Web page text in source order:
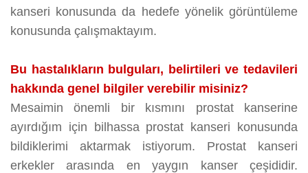
kanseri konusunda da hedefe yönelik görüntüleme
konusunda çalışmaktayım.
Bu hastalıkların bulguları, belirtileri ve tedavileri
hakkında genel bilgiler verebilir misiniz?
Mesaimin önemli bir kısmını prostat kanserine
ayırdığım için bilhassa prostat kanseri konusunda
bildiklerimi aktarmak istiyorum. Prostat kanseri
erkekler arasında en yaygın kanser çeşididir.